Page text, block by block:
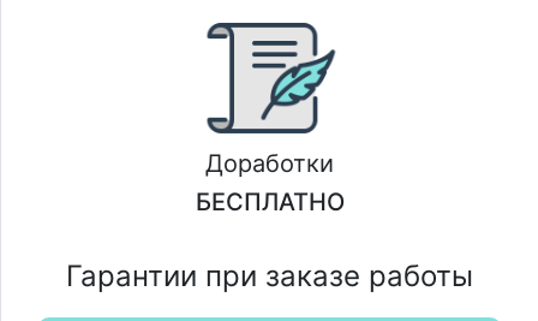
Доработки
БЕСПЛАТНО
Гарантии при заказе работы